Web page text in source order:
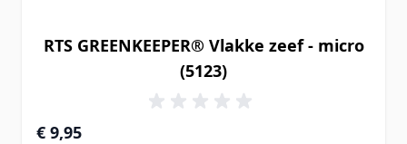
RTS GREENKEEPER® Vlakke zeef - micro
(5123)
€ 9,95